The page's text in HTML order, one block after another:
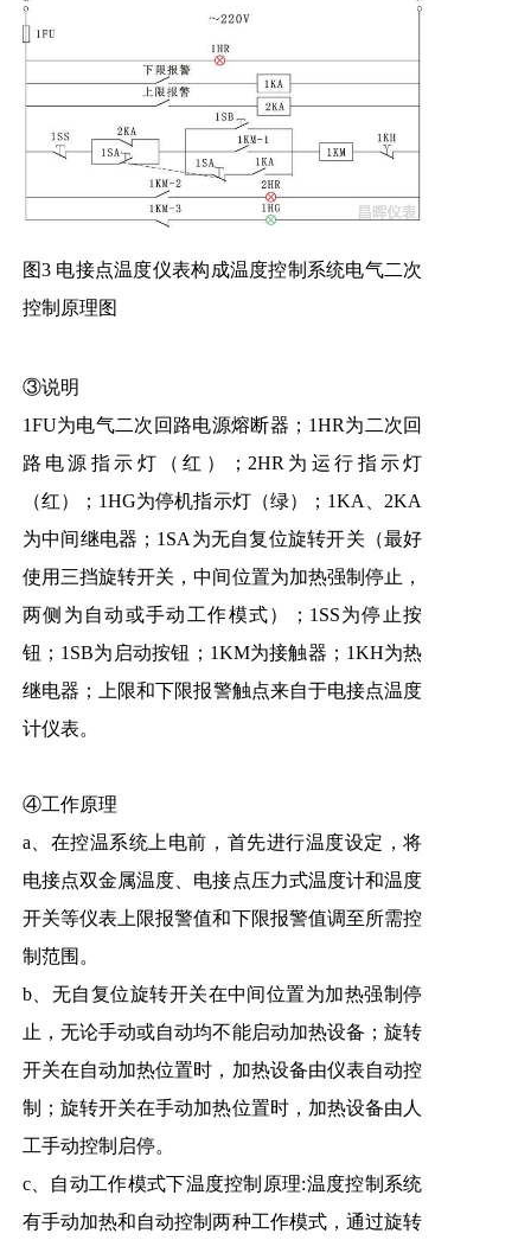
图3 电接点温度仪表构成温度控制系统电气二次
控制原理图
③说明
1FU为电气二次回路电源熔断器；1HR为二次回
路电源指示灯（红）；2HR为运行指示灯
（红）；1HG为停机指示灯（绿）；1KA、2KA
为中间继电器；1SA为无自复位旋转开关（最好
使用三挡旋转开关，中间位置为加热强制停止，
两侧为自动或手动工作模式）；1SS为停止按
钮；1SB为启动按钮；1KM为接触器；1KH为热
继电器；上限和下限报警触点来自于电接点温度
计仪表。
④工作原理
a、在控温系统上电前，首先进行温度设定，将
电接点双金属温度、电接点压力式温度计和温度
开关等仪表上限报警值和下限报警值调至所需控
制范围。
b、无自复位旋转开关在中间位置为加热强制停
止，无论手动或自动均不能启动加热设备；旋转
开关在自动加热位置时，加热设备由仪表自动控
制；旋转开关在手动加热位置时，加热设备由人
工手动控制启停。
c、自动工作模式下温度控制原理:温度控制系统
有手动加热和自动控制两种工作模式，通过旋转